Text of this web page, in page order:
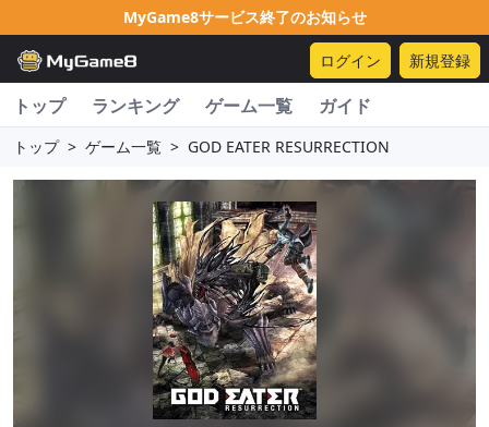
MyGame8サービス終了のお知らせ
ログイン 新規登録
トップ ランキング ゲーム一覧 ガイド
トップ > ゲーム一覧 > GOD EATER RESURRECTION